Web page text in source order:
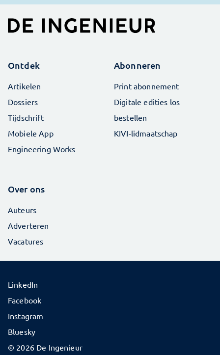
Ontdek
Artikelen
Dossiers
Tijdschrift
Mobiele App
Engineering Works
Abonneren
Print abonnement
Digitale edities los
bestellen
KIVI-lidmaatschap
Over ons
Auteurs
Adverteren
Vacatures
© 2026 De Ingenieur
LinkedIn
Facebook
Instagram
Bluesky